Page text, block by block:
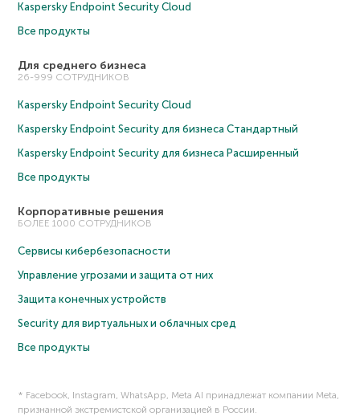
Kaspersky Endpoint Security Cloud
Все продукты
Для среднего бизнеса
26-999 СОТРУДНИКОВ
Kaspersky Endpoint Security Cloud
Kaspersky Endpoint Security для бизнеса Cтандартный
Kaspersky Endpoint Security для бизнеса Расширенный
Все продукты
Корпоративные решения
БОЛЕЕ 1000 СОТРУДНИКОВ
Сервисы кибербезопасности
Управление угрозами и защита от них
Защита конечных устройств
Security для виртуальных и облачных сред
Все продукты
* Facebook, Instagram, WhatsApp, Meta AI принадлежат компании Meta,
признанной экстремистской организацией в России.